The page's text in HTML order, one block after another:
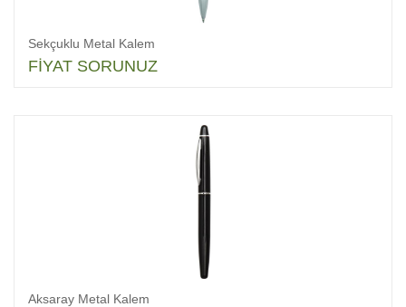
Sekçuklu Metal Kalem
FİYAT SORUNUZ
Aksaray Metal Kalem